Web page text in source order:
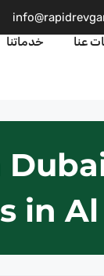
عنا
خدماتنا
in